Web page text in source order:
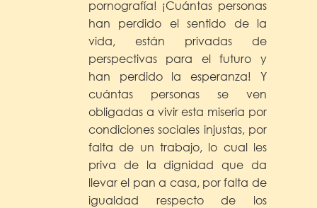
pornografía! ¡Cuántas personas
han perdido el sentido de la
vida, están privadas de
perspectivas para el futuro y
han perdido la esperanza! Y
cuántas personas se ven
obligadas a vivir esta miseria por
condiciones sociales injustas, por
falta de un trabajo, lo cual les
priva de la dignidad que da
llevar el pan a casa, por falta de
igualdad respecto de los